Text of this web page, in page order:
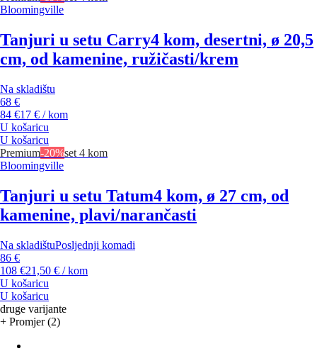
Bloomingville
Tanjuri u setu Carry4 kom, desertni, ø 20,5
cm, od kamenine, ružičasti/krem
Na skladištu
68 €
84 €17 € / kom
U košaricu
U košaricu
Premium-20%set 4 kom
Bloomingville
Tanjuri u setu Tatum4 kom, ø 27 cm, od
kamenine, plavi/narančasti
Na skladištuPosljednji komadi
86 €
108 €21,50 € / kom
U košaricu
U košaricu
druge varijante
+ Promjer (2)